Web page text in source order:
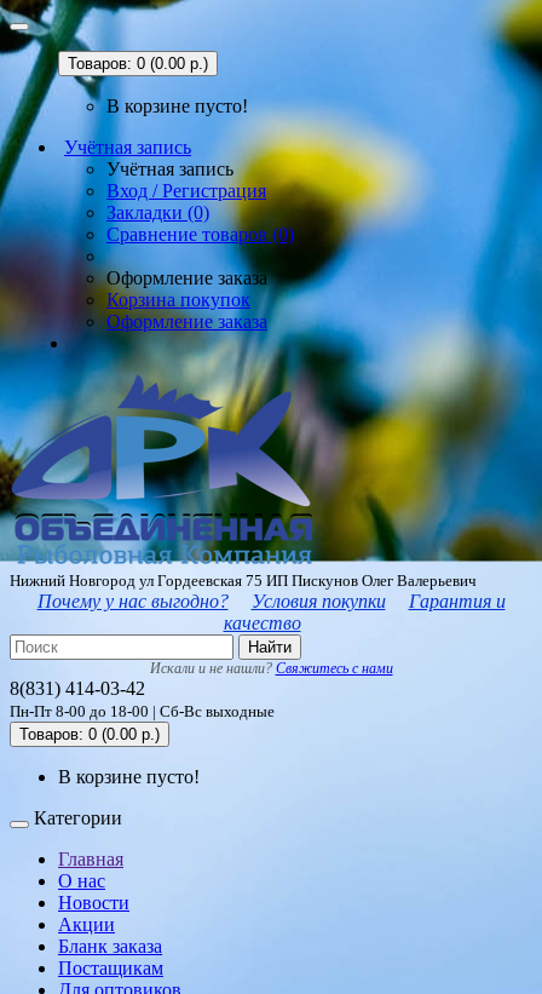
Товаров: 0 (0.00 р.)
В корзине пусто!
Учётная запись
Учётная запись
Вход / Регистрация
Закладки (0)
Сравнение товаров (0)
Оформление заказа
Корзина покупок
Оформление заказа
Нижний Новгород ул Гордеевская 75 ИП Пискунов Олег Валерьевич
Почему у нас выгодно? Условия покупки
Гарантия и
качество
Найти
Искали и не нашли? Свяжитесь с нами
8(831) 414-03-42
Пн-Пт 8-00 до 18-00 | Сб-Вс выходные
Товаров: 0 (0.00 р.)
В корзине пусто!
Категории
Главная
О нас
Новости
Акции
Бланк заказа
Постащикам
Для оптовиков